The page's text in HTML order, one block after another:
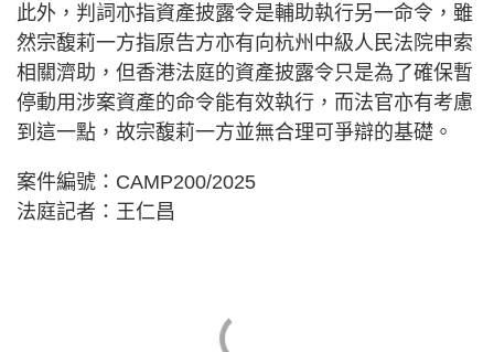
此外，判詞亦指資產披露令是輔助執行另一命令，雖
然宗馥莉一方指原告方亦有向杭州中級人民法院申索
相關濟助，但香港法庭的資產披露令只是為了確保暫
停動用涉案資產的命令能有效執行，而法官亦有考慮
到這一點，故宗馥莉一方並無合理可爭辯的基礎。
案件編號：CAMP200/2025
法庭記者：王仁昌